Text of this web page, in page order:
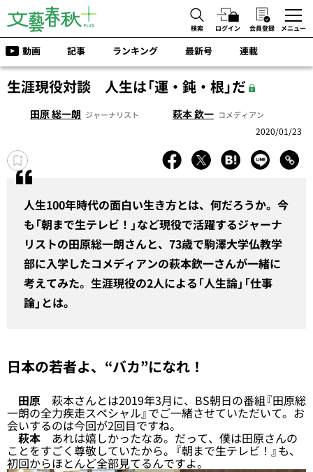
検索 ログイン 会員登録 メニュー
動画 記事 ランキング 最新号 連載
生涯現役対談 人生は「運・鈍・根」だ
田原 総一朗 ジャーナリスト 萩本 欽一 コメディアン
2020/01/23
人生100年時代の面白い生き方とは、何だろうか。今
も「朝まで生テレビ！」など現役で活躍するジャーナ
リストの田原総一朗さんと、73歳で駒澤大学仏教学
部に入学したコメディアンの萩本欽一さんが一緒に
考えてみた。生涯現役の2人による「人生論」「仕事
論」とは。
日本の若者よ、“バカ”になれ！
田原 萩本さんとは2019年3月に、BS朝日の番組『田原総
一朗の全力疾走スペシャル』でご一緒させていただいて。お
会いするのは今回が2回目ですね。
萩本 あれは嬉しかったなあ。だって、僕は田原さんの
ことをすごく尊敬していたから。『朝まで生テレビ！』も、
初回からほとんど全部見てるんですよ。